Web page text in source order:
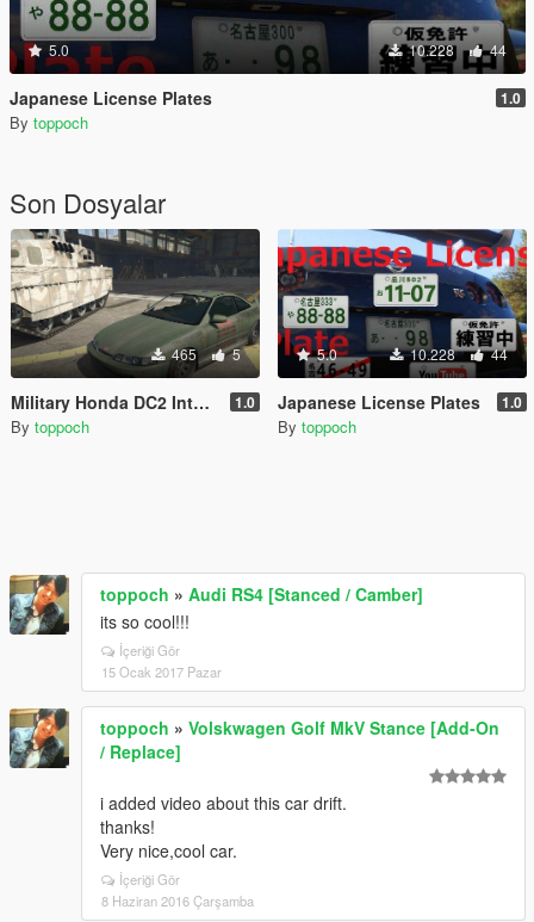
5.0 10.228 44
Japanese License Plates 1.0
By toppoch
Son Dosyalar
465 5
Military Honda DC2 Integra 1.0
By toppoch
5.0 10.228 44
Japanese License Plates 1.0
By toppoch
toppoch » Audi RS4 [Stanced / Camber]
its so cool!!!
İçeriği Gör
15 Ocak 2017 Pazar
toppoch » Volskwagen Golf MkV Stance [Add-On
/ Replace]
i added video about this car drift.
thanks!
Very nice,cool car.
İçeriği Gör
8 Haziran 2016 Çarşamba